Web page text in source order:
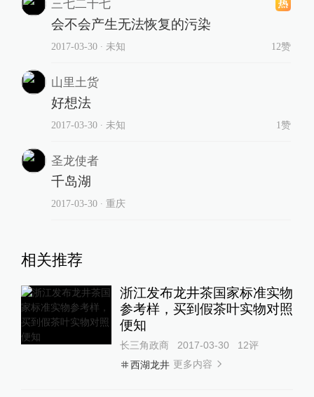
三七二十七
会不会产生无法恢复的污染
2017-03-30∙ 未知 12赞
山里土货
好想法
2017-03-30∙ 未知 1赞
圣龙使者
千岛湖
2017-03-30∙ 重庆
相关推荐
浙江发布龙井茶国家标准实物
参考样，买到假茶叶实物对照
便知
长三角政商 2017-03-30 12评
西湖龙井 更多内容